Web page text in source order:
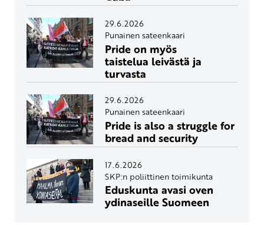
29.6.2026
Punainen sateenkaari
Pride on myös
taistelua leivästä ja
turvasta
29.6.2026
Punainen sateenkaari
Pride is also a struggle for
bread and security
17.6.2026
SKP:n poliittinen toimikunta
Eduskunta avasi oven
ydinaseille Suomeen